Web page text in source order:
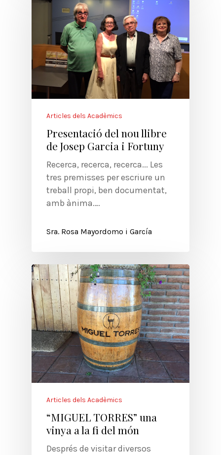
Articles dels Acadèmics
Presentació del nou llibre
de Josep Garcia i Fortuny
Recerca, recerca, recerca... Les
tres premisses per escriure un
treball propi, ben documentat,
amb ànima.…
Sra. Rosa Mayordomo i García
Articles dels Acadèmics
“MIGUEL TORRES” una
vinya a la fi del món
Després de visitar diversos